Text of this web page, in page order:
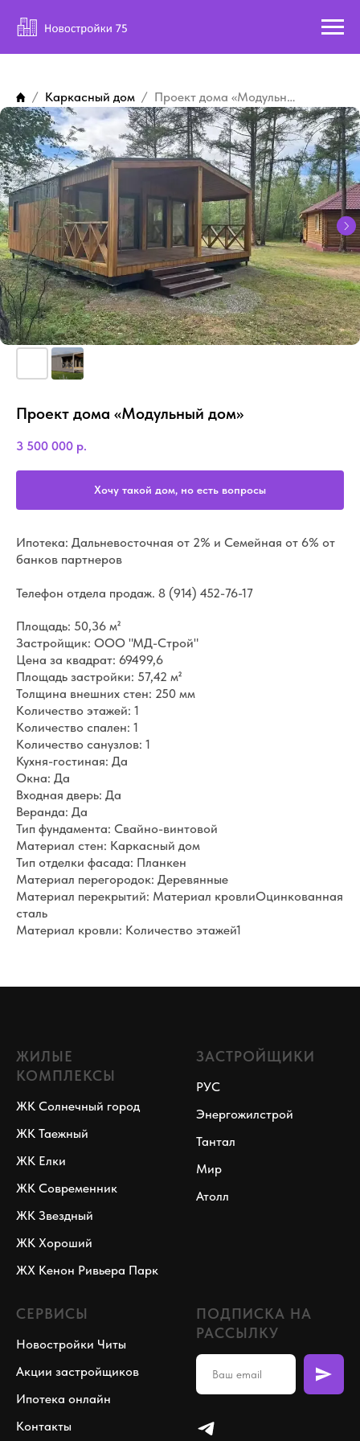
Каркасный дом Проект дома «Модульный дом»
Проект дома «Модульный дом»
3 500 000 р.
Хочу такой дом, но есть вопросы
Ипотека: Дальневосточная от 2% и Семейная от 6% от
банков партнеров
Телефон отдела продаж. 8 (914) 452-76-17
Площадь: 50,36 м²
Застройщик: ООО "МД-Строй"
Цена за квадрат: 69499,6
Площадь застройки: 57,42 м²
Толщина внешних стен: 250 мм
Количество этажей: 1
Количество спален: 1
Количество санузлов: 1
Кухня-гостиная: Да
Окна: Да
Входная дверь: Да
Веранда: Да
Тип фундамента: Свайно-винтовой
Материал стен: Каркасный дом
Тип отделки фасада: Планкен
Материал перегородок: Деревянные
Материал перекрытий: Материал кровлиОцинкованная
сталь
Материал кровли: Количество этажей1
ЖИЛЫЕ
КОМПЛЕКСЫ
ЖК Солнечный город
ЖК Таежный
ЖК Елки
ЖК Современник
ЖК Звездный
ЖК Хороший
ЖХ Кенон Ривьера Парк
ЗАСТРОЙЩИКИ
РУС
Энергожилстрой
Тантал
Мир
Атолл
СЕРВИСЫ
Новостройки Читы
Акции застройщиков
Ипотека онлайн
Контакты
ПОДПИСКА НА
РАССЫЛКУ